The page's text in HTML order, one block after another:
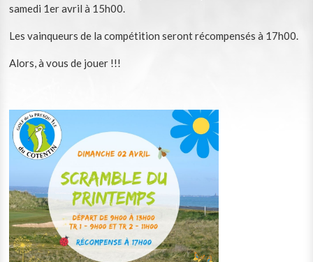
samedi 1er avril à 15h00.
Les vainqueurs de la compétition seront récompensés à 17h00.
Alors, à vous de jouer !!!